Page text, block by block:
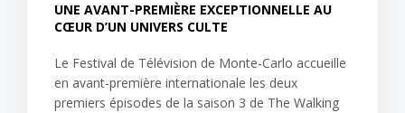
UNE AVANT-PREMIÈRE EXCEPTIONNELLE AU
CŒUR D’UN UNIVERS CULTE
Le Festival de Télévision de Monte-Carlo accueille
en avant-première internationale les deux
premiers épisodes de la saison 3 de The Walking